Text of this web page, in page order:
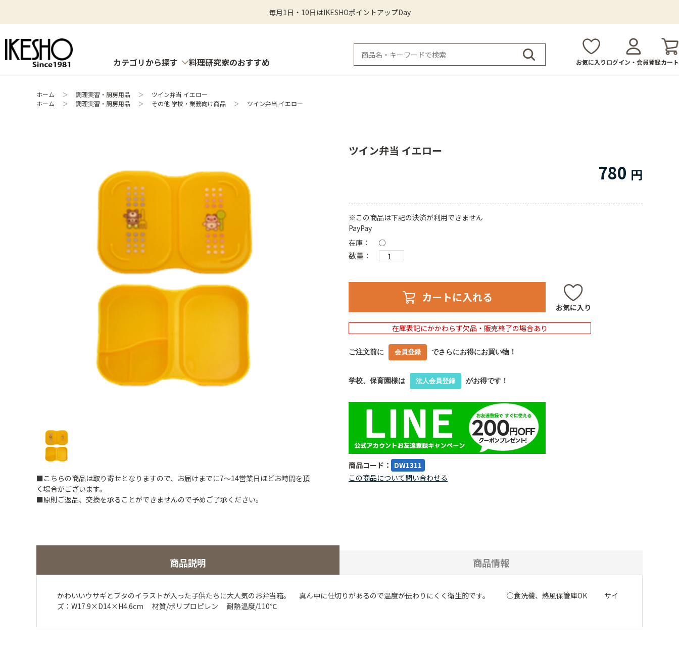
毎月1日・10日はIKESHOポイントアップDay
カテゴリから探す 料理研究家のおすすめ お気に入りログイン・会員登録カート
ホーム ＞ 調理実習・厨房用品 ＞
ツイン弁当 イエロー
ホーム
＞ 調理実習・厨房用品 ＞ その他 学校・業務向け商品 ＞ ツイン弁当 イエロー
■こちらの商品は取り寄せとなりますので、お届けまでに7～14営業日ほどお時間を頂
く場合がございます。
■原則ご返品、交換を承ることができませんので予めご了承ください。
ツイン弁当 イエロー
780
※この商品は下記の決済が利用できません
PayPay
在庫：
○
数量：
カートに入れる
お気に入り
在庫表記にかかわらず欠品・販売終了の場合あり
ご注文前に 会員登録 でさらにお得にお買い物！
学校、保育園様は 法人会員登録 がお得です！
商品コード： DW1311
この商品について問い合わせる
商品説明 商品情報
かわいいウサギとブタのイラストが入った子供たちに大人気のお弁当箱。 真ん中に仕切りがあるので温度が伝わりにくく衛生的です。 ○食洗機、熱風保管庫OK サイ
ズ：W17.9×D14×H4.6cm 材質/ポリプロピレン 耐熱温度/110℃